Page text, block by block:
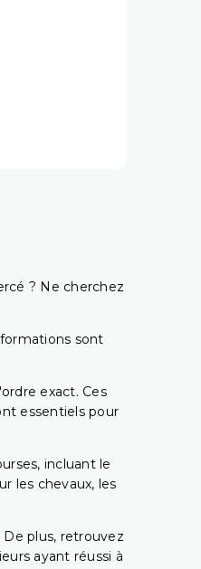
? Ne cherchez
sont
exact. Ces
essentiels pour
incluant le
les chevaux, les
De plus, retrouvez
ayant réussi à